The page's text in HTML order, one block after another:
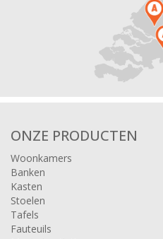
ONZE PRODUCTEN
Woonkamers
Banken
Kasten
Stoelen
Tafels
Fauteuils